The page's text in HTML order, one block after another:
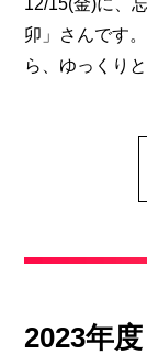
卯」さんです
ら、ゆっくり
2023年